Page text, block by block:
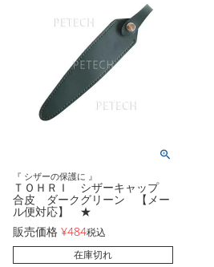
『 シザーの保護に 』
ＴＯＨＲＩ シザーキャップ
合皮 ダークグリーン 【メー
ル便対応】 ★
販売価格 ¥484税込
在庫切れ